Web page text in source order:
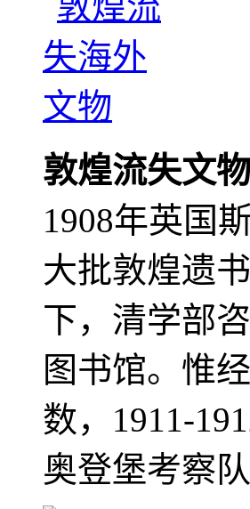
敦煌流失文物
1908年英国
大批敦煌遗
下，清学部
图书馆。惟
数，1911-
奥登堡考察